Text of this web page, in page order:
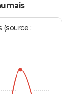
(source :